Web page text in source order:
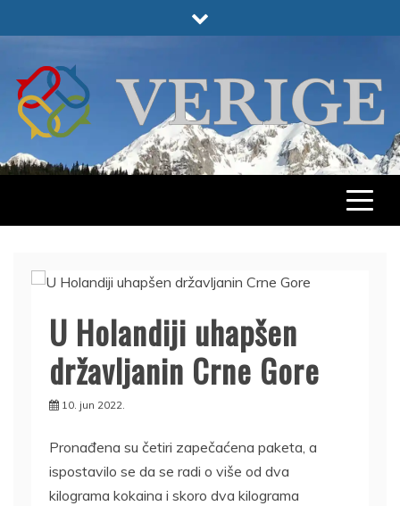
to
VERIGE
ODABRANO
U Holandiji uhapšen
državljanin Crne Gore
10. jun 2022.
Pronađena su četiri zapečaćena paketa, a
ispostavilo se da se radi o više od dva
kilograma kokaina i skoro dva kilograma